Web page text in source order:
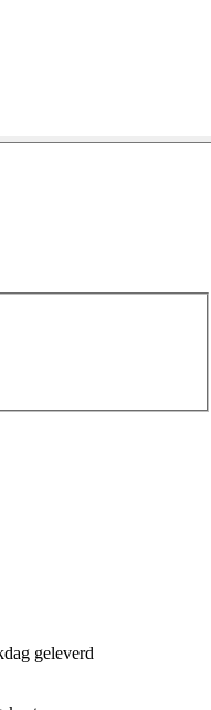
geleverd